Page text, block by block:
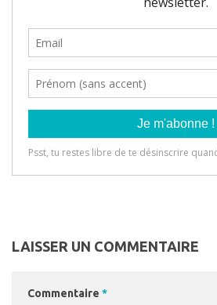
LAISSER UN COMMENTAIRE
Commentaire *